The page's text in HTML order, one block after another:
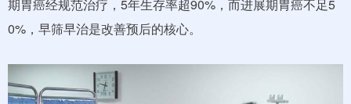
期胃癌经规范治疗，5年生存率超90%，而进展期胃癌不足5
0%，早筛早治是改善预后的核心。